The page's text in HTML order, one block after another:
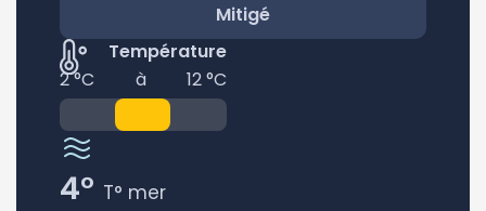
Mitigé
Température
2 °C
à 12 °C
4° T° mer